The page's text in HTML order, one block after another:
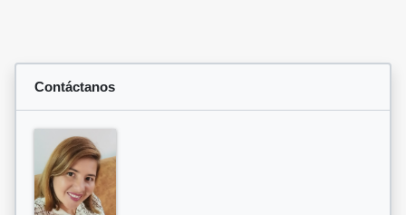
Contáctanos